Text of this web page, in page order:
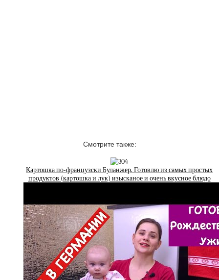
Смотрите также:
Картошка по-французски Буланжер. Готовлю из самых простых
продуктов (картошка и лук) изысканое и очень вкусное блюдо